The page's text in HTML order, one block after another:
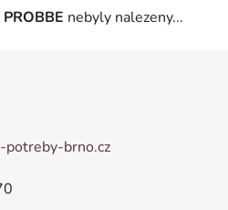
nebyly nalezeny...
potreby-brno.cz